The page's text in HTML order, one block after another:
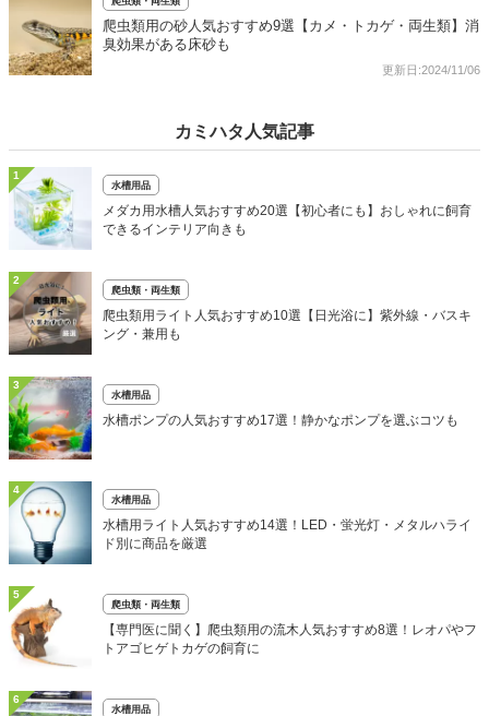
爬虫類用の砂人気おすすめ9選【カメ・トカゲ・両生類】消
臭効果がある床砂も
更新日:2024/11/06
カミハタ人気記事
1
水槽用品
メダカ用水槽人気おすすめ20選【初心者にも】おしゃれに飼育
できるインテリア向きも
2
爬虫類・両生類
爬虫類用ライト人気おすすめ10選【日光浴に】紫外線・バスキ
ング・兼用も
3
水槽用品
水槽ポンプの人気おすすめ17選！静かなポンプを選ぶコツも
4
水槽用品
水槽用ライト人気おすすめ14選！LED・蛍光灯・メタルハライ
ド別に商品を厳選
5
爬虫類・両生類
【専門医に聞く】爬虫類用の流木人気おすすめ8選！レオパやフ
トアゴヒゲトカゲの飼育に
6
水槽用品